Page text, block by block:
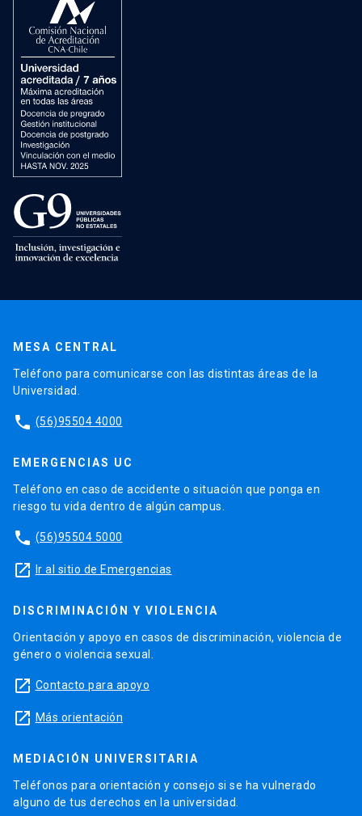
MESA CENTRAL
Teléfono para comunicarse con las distintas áreas de la
Universidad.
phone (56)95504 4000
EMERGENCIAS UC
Teléfono en caso de accidente o situación que ponga en
riesgo tu vida dentro de algún campus.
phone (56)95504 5000
launch Ir al sitio de Emergencias
DISCRIMINACIÓN Y VIOLENCIA
Orientación y apoyo en casos de discriminación, violencia de
género o violencia sexual.
launch Contacto para apoyo
launch Más orientación
MEDIACIÓN UNIVERSITARIA
Teléfonos para orientación y consejo si se ha vulnerado
alguno de tus derechos en la universidad.